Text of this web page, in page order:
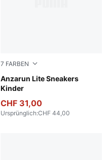
7 FARBEN
Anzarun Lite Sneakers
Kinder
PUMA White-PUMA White
CHF 31,00
Ursprünglich:CHF 44,00